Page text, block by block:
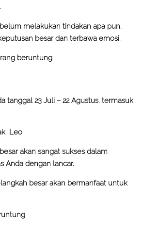
melakukan tindakan apa pun.
besar dan terbawa emosi.
beruntung
tanggal 23 Juli – 22 Agustus. termasuk
Leo
akan sangat sukses dalam
Anda dengan lancar.
besar akan bermanfaat untuk